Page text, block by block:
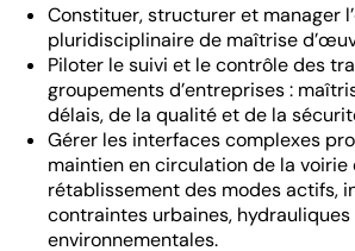
Constituer, structurer et manager
pluridisciplinaire de maîtrise
Piloter le suivi et le contrôle des
groupements d’entreprises :
délais, de la qualité et de la
Gérer les interfaces complexes
maintien en circulation de la voirie
rétablissement des modes actifs,
contraintes urbaines,
environnementales.